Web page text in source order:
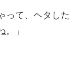
って、ヘタした
」